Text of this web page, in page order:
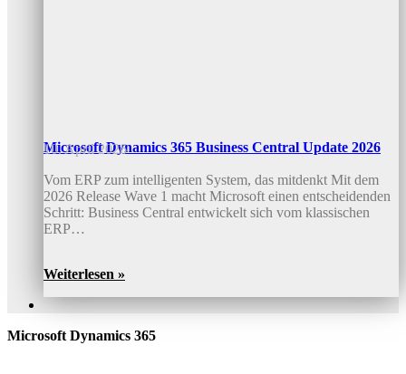
Microsoft Dynamics 365 Business Central Update 2026
10. April 2026
Vom ERP zum intelligenten System, das mitdenkt Mit dem
2026 Release Wave 1 macht Microsoft einen entscheidenden
Schritt: Business Central entwickelt sich vom klassischen
ERP…
Weiterlesen »
Microsoft Dynamics 365